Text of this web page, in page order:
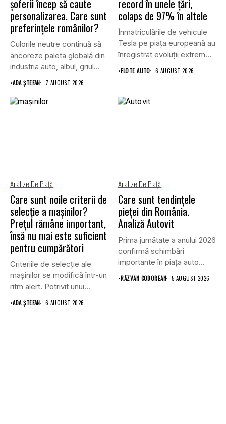
șoferii încep să caute
personalizarea. Care sunt
preferințele românilor?
Culorile neutre continuă să
ancoreze paleta globală din
industria auto, albul, griul...
•ADA ȘTEFAN 7 AUGUST 2026
record în unele țări,
colaps de 97% în altele
Înmatriculările de vehicule
Tesla pe piața europeană au
înregistrat evoluții extrem
de...
•FLOTE AUTO 6 AUGUST 2026
Analize De Piață
Care sunt noile criterii de
selecție a mașinilor?
Prețul rămâne important,
însă nu mai este suficient
pentru cumpărători
Criteriile de selecție ale
mașinilor se modifică într-un
ritm alert. Potrivit unui...
•ADA ȘTEFAN 6 AUGUST 2026
Analize De Piață
Care sunt tendințele
pieței din România.
Analiză Autovit
Prima jumătate a anului 2026
confirmă schimbări
importante în piața auto
din...
•RĂZVAN CODOREAN 5 AUGUST 2026